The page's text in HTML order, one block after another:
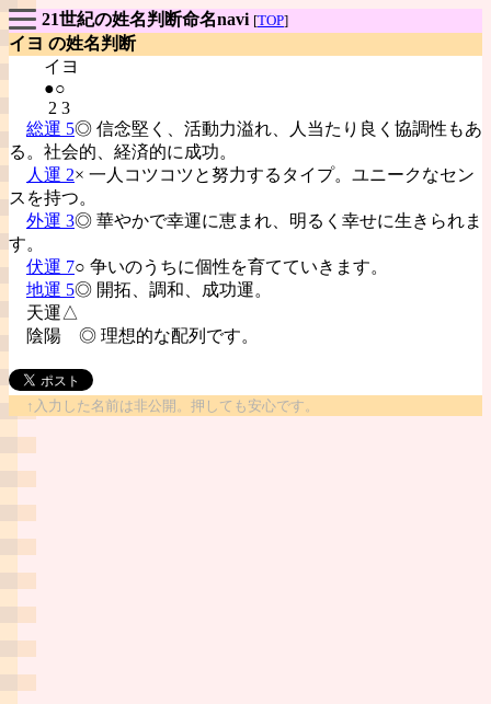
21世紀の姓名判断命名navi [TOP]
イヨ の姓名判断
イヨ
●○
2 3
総運 5◎ 信念堅く、活動力溢れ、人当たり良く協調性もあ
る。社会的、経済的に成功。
人運 2× 一人コツコツと努力するタイプ。ユニークなセン
スを持つ。
外運 3◎ 華やかで幸運に恵まれ、明るく幸せに生きられま
す。
伏運 7○ 争いのうちに個性を育てていきます。
地運 5◎ 開拓、調和、成功運。
天運△
陰陽 ◎ 理想的な配列です。
↑入力した名前は非公開。押しても安心です。